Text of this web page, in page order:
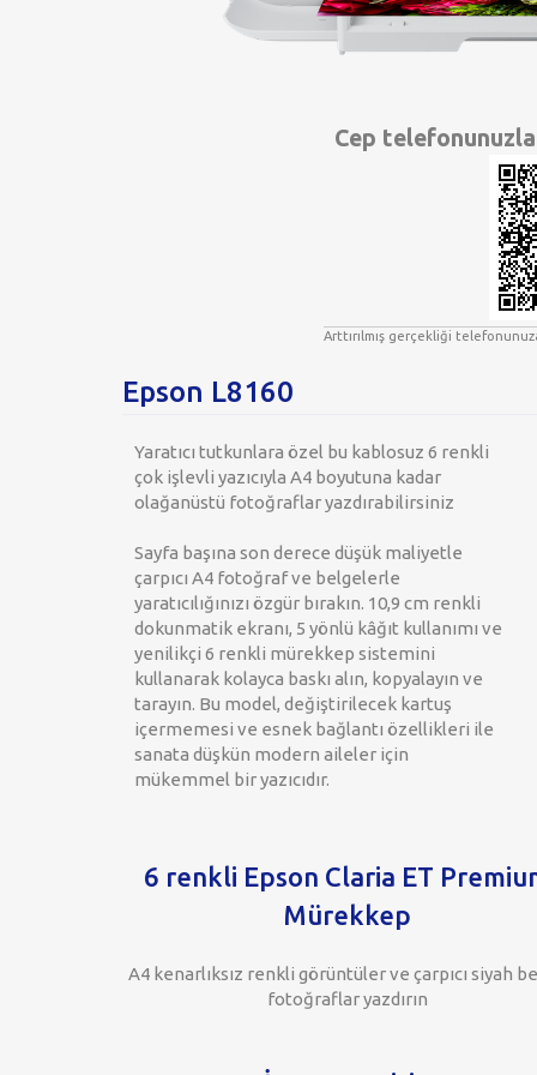
Cep
Arttırılmış gerçekliği
Epson L8160
Yaratıcı tutkunlara özel bu kablosuz 6 renkli
çok işlevli yazıcıyla A4 boyutuna kadar
olağanüstü fotoğraflar yazdırabilirsiniz
Sayfa başına son derece düşük maliyetle
çarpıcı A4 fotoğraf ve belgelerle
yaratıcılığınızı özgür bırakın. 10,9 cm renkli
dokunmatik ekranı, 5 yönlü kâğıt kullanımı ve
yenilikçi 6 renkli mürekkep sistemini
kullanarak kolayca baskı alın, kopyalayın ve
tarayın. Bu model, değiştirilecek kartuş
içermemesi ve esnek bağlantı özellikleri ile
sanata düşkün modern aileler için
mükemmel bir yazıcıdır.
6 renkli Epson Claria ET
Mürekkep
A4 kenarlıksız renkli görüntüler ve çarpıcı siyah
fotoğraflar yazdırın